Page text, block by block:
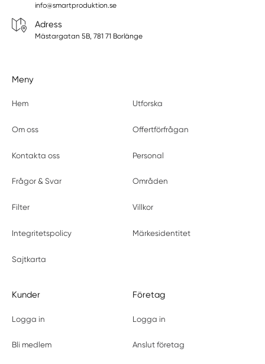
info@smartproduktion.se
Adress
Mästargatan 5B, 781 71 Borlänge
Meny
Hem Utforska
Om oss Offertförfrågan
Kontakta oss Personal
Frågor & Svar Områden
Filter Villkor
Integritetspolicy Märkesidentitet
Sajtkarta
Kunder
Logga in
Bli medlem
Företag
Logga in
Anslut företag